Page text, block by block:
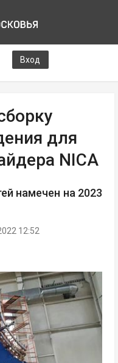
Вход
для
NICA
намечен на 2023
12:52